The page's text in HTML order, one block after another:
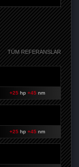
TÜM REFERANSLAR
+25hp +45nm
+25hp +45nm